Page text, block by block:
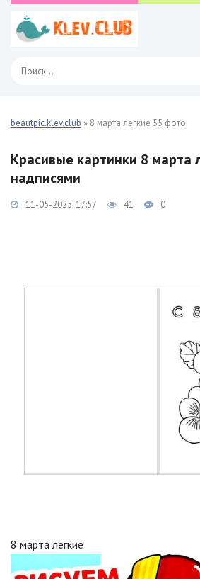
beautpic.klev.club » 8 марта легкие 55 фото
Красивые картинки 8 марта
надписями
11-05-2025, 17:57 41 0
8 марта легкие